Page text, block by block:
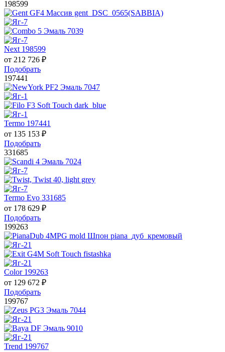
198599
Next 198599
от 212 726 ₽
Подобрать
197441
Termo 197441
от 135 153 ₽
Подобрать
331685
Termo Evo 331685
от 178 629 ₽
Подобрать
199263
Color 199263
от 129 672 ₽
Подобрать
199767
Trend 199767